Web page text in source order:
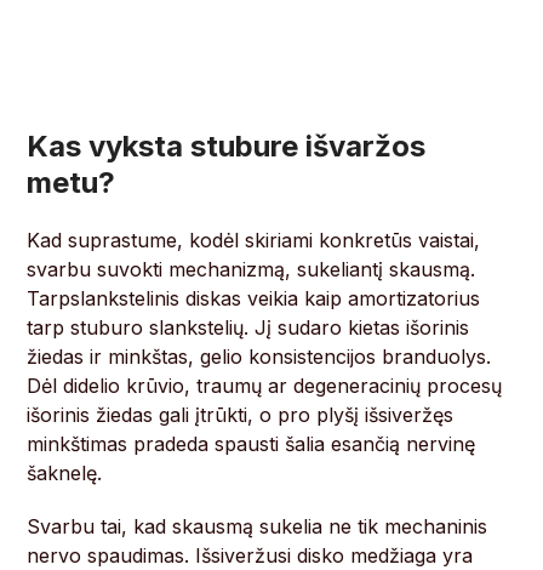
Kas vyksta stubure išvaržos
metu?
Kad suprastume, kodėl skiriami konkretūs vaistai,
svarbu suvokti mechanizmą, sukeliantį skausmą.
Tarpslankstelinis diskas veikia kaip amortizatorius
tarp stuburo slankstelių. Jį sudaro kietas išorinis
žiedas ir minkštas, gelio konsistencijos branduolys.
Dėl didelio krūvio, traumų ar degeneracinių procesų
išorinis žiedas gali įtrūkti, o pro plyšį išsiveržęs
minkštimas pradeda spausti šalia esančią nervinę
šaknelę.
Svarbu tai, kad skausmą sukelia ne tik mechaninis
nervo spaudimas. Išsiveržusi disko medžiaga yra